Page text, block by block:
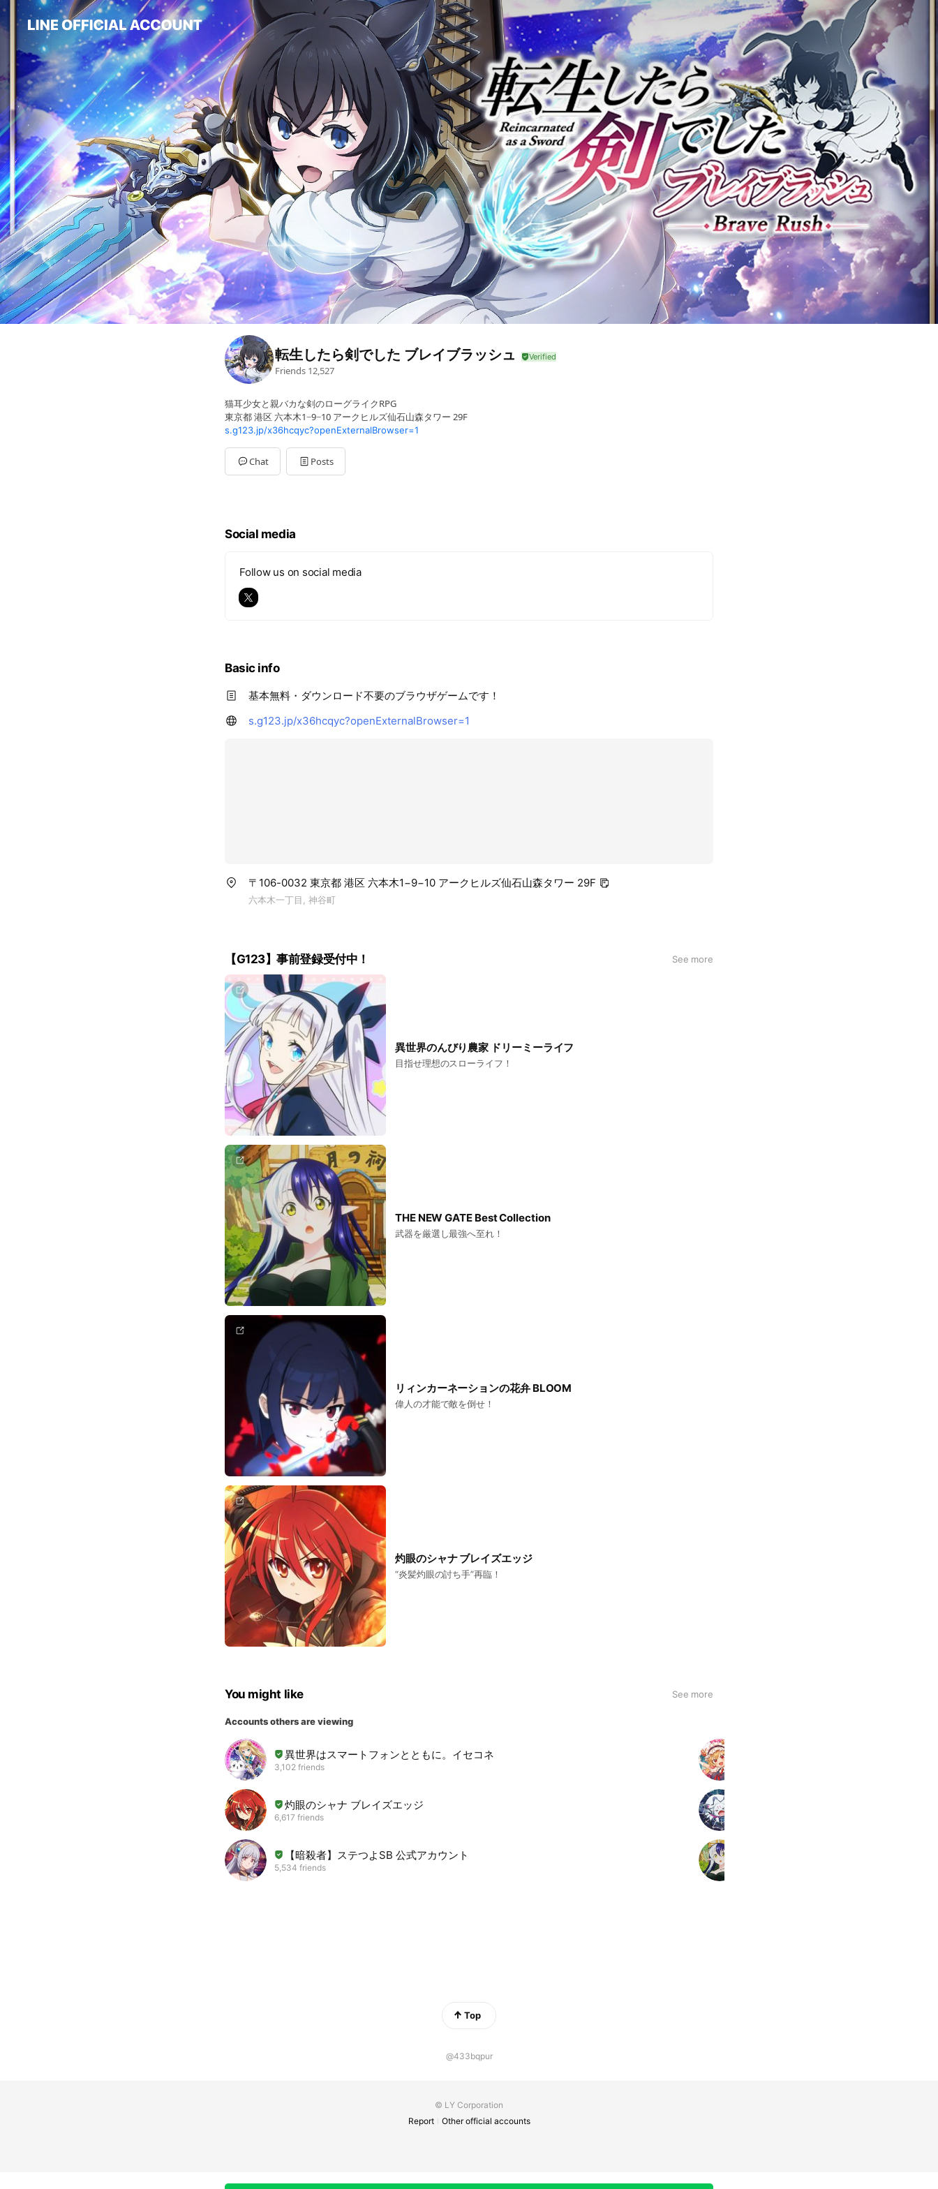
転生したら剣でした ブレイブラッシュ
Friends 12,527
猫耳少女と親バカな剣のローグライクRPG
東京都 港区 六本木1−9−10 アークヒルズ仙石山森タワー 29F
s.g123.jp/x36hcqyc?openExternalBrowser=1
Chat Posts
Social media
Follow us on social media
Basic info
基本無料・ダウンロード不要のブラウザゲームです！
s.g123.jp/x36hcqyc?openExternalBrowser=1
〒106-0032 東京都 港区 六本木1−9−10 アークヒルズ仙石山森タワー 29F
六本木一丁目, 神谷町
【G123】事前登録受付中！ See more
異世界のんびり農家 ドリーミーライフ
目指せ理想のスローライフ！
THE NEW GATE Best Collection
武器を厳選し最強へ至れ！
リィンカーネーションの花弁 BLOOM
偉人の才能で敵を倒せ！
灼眼のシャナ ブレイズエッジ
“炎髪灼眼の討ち手”再臨！
You might like See more
Accounts others are viewing
異世界はスマートフォンとともに。イセコネ
3,102 friends
灼眼のシャナ ブレイズエッジ
6,617 friends
【暗殺者】ステつよSB 公式アカウント
5,534 friends
Top
@433bqpur
© LY Corporation
Report
Other official accounts